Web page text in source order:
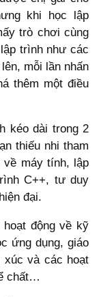
khi học lập
trò chơi cùng
trình như các
mỗi lần nhấn
thêm một điều
kéo dài trong 2
thiếu nhi tham
máy tính, lập
C++, tư duy
đại.
động về kỹ
ứng dụng, giáo
xúc và các hoạt
chất…